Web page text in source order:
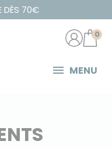
DÈS 70€
MENU
0